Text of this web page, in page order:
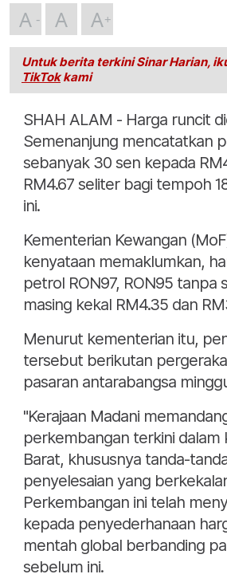
A A A
Untuk berita terkini Sinar Harian,
TikTokkami
SHAH ALAM - Harga runcit
Semenanjung mencatatkan
sebanyak 30 sen kepada
RM4.67 seliter bagi tempoh
ini.
Kementerian Kewangan
kenyataan memaklumkan,
petrol RON97, RON95 tanpa
masing kekal RM4.35 dan
Menurut kementerian itu,
tersebut berikutan
pasaran antarabangsa
"Kerajaan Madani
perkembangan terkini dalam
Barat, khususnya tanda-
penyelesaian yang
Perkembangan ini telah
kepada penyederhanaan
mentah global berbanding
sebelum ini.